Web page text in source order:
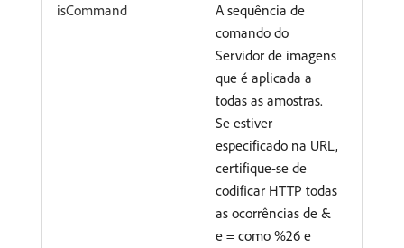
isCommand
A sequência de
comando do
Servidor de imagens
que é aplicada a
todas as amostras.
Se estiver
especificado na URL,
certifique-se de
codificar HTTP todas
as ocorrências de &
e = como %26 e